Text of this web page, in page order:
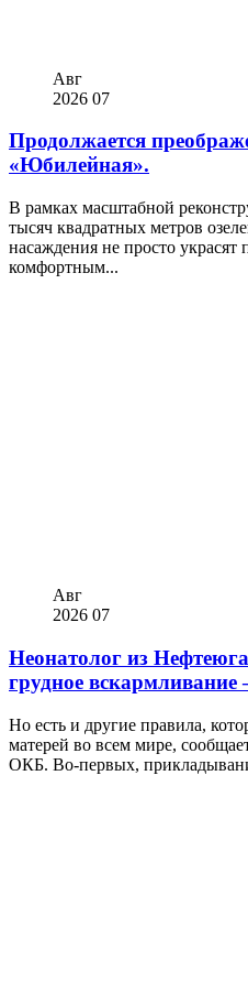
Авг
2026 07
Продолжается
«Юбилейная».
В рамках масштабной
тысяч квадратных метров
насаждения не просто
комфортным...
Авг
2026 07
Неонатолог из
грудное вскармливание
Но есть и другие правила,
матерей во всем мире,
ОКБ. Во-первых,